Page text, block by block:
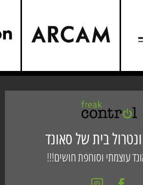
בית של סאונד
עוצמתי וסוחפת חושים!!!